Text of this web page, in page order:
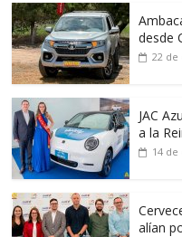
desde
22 de
JAC
a la
14
alían